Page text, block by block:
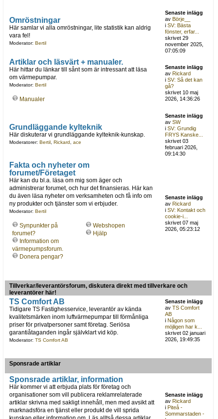
Omröstningar
Här samlar vi alla omröstningar, lite statistik kan aldrig
vara fel!
Moderator: Bertil
Senaste inlägg
avBörje__
iSV: Bästa
fönster, erfar...
skrivet 29
november 2025,
07:05:09
Artiklar och läsvärt + manualer.
Här hittar du länkar till sånt som är intressant att läsa
om värmepumpar.
Moderator: Bertil
Manualer
Senaste inlägg
avRickard
iSV: Så det kan
gå?
skrivet 10 maj
2026, 14:36:26
Grundläggande kylteknik
Här diskuterar vi grundläggande kylteknik-kunskap.
Moderatorer: Bertil, Rickard ace
Senaste inlägg
avSW
iSV: Grundig
FRYS Kanske...
skrivet 03
februari 2026,
09:14:30
Fakta och nyheter om
forumet/Företaget
Här kan du bl.a. läsa om mig som äger och
administrerar forumet, och hur det finansieras. Här kan
du även läsa nyheter om verksamheten och få info om
ny produkter och tjänster som vi erbjuder.
Moderator: Bertil
Synpunkter på
forumet?
Information om
värmepumpsforum.
Donera pengar?
Webshopen
Hjälp
Senaste inlägg
avRickard
iSV: Kontakt och
cookie-i...
skrivet 07 maj
2026, 05:23:12
Tillverkar/leverantörsforum, diskutera direkt med tillverkare och
leverantörer här!
TS Comfort AB
Tidigare TS Fastighesservice, leverantör av kända
kvalitetsmärken inom luftvärmepumpar till förmånliga
priser för privatpersoner samt företag. Seriösa
garantiåtaganden ingår självklart vid köp.
Moderator: TS Comfort AB
Senaste inlägg
avTS Comfort
AB
iNågon som
möjligen har k...
skrivet 02 januari
2026, 19:49:35
Sponsrade artiklar
Sponsrade artiklar, information
Här kommer vi att erbjuda plats för företag och
organisationer som vill publicera reklamrelaterade
artiklar skrivna med sakligt innehåll, men med avsikt att
marknadsföra en tjänst eller produkt de vill sprida
Senaste inlägg
avRickard
iPiteå -
Sommarstaden -